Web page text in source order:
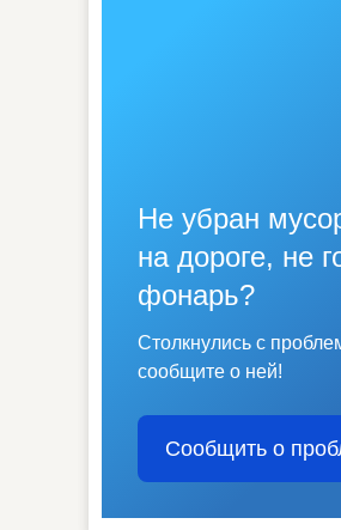
Не убран
на дороге, не
фонарь?
Столкнулись с
сообщите о ней!
Сообщить о